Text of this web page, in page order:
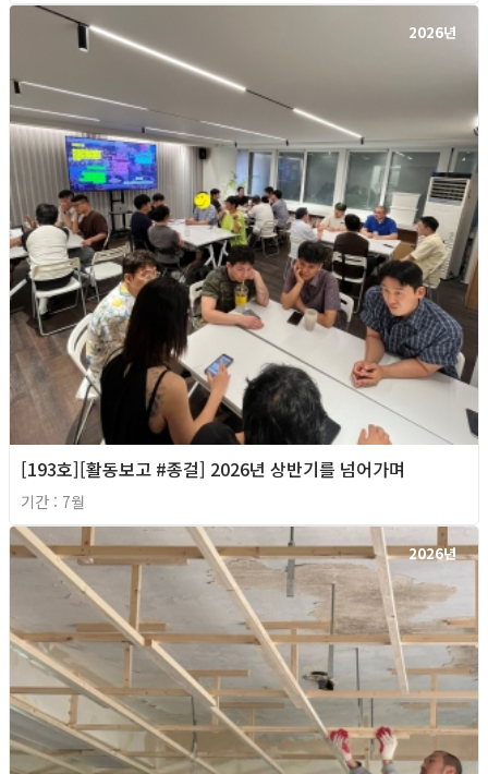
2026년
[193호][활동보고 #종걸] 2026년 상반기를 넘어가며
기간 : 7월
2026년